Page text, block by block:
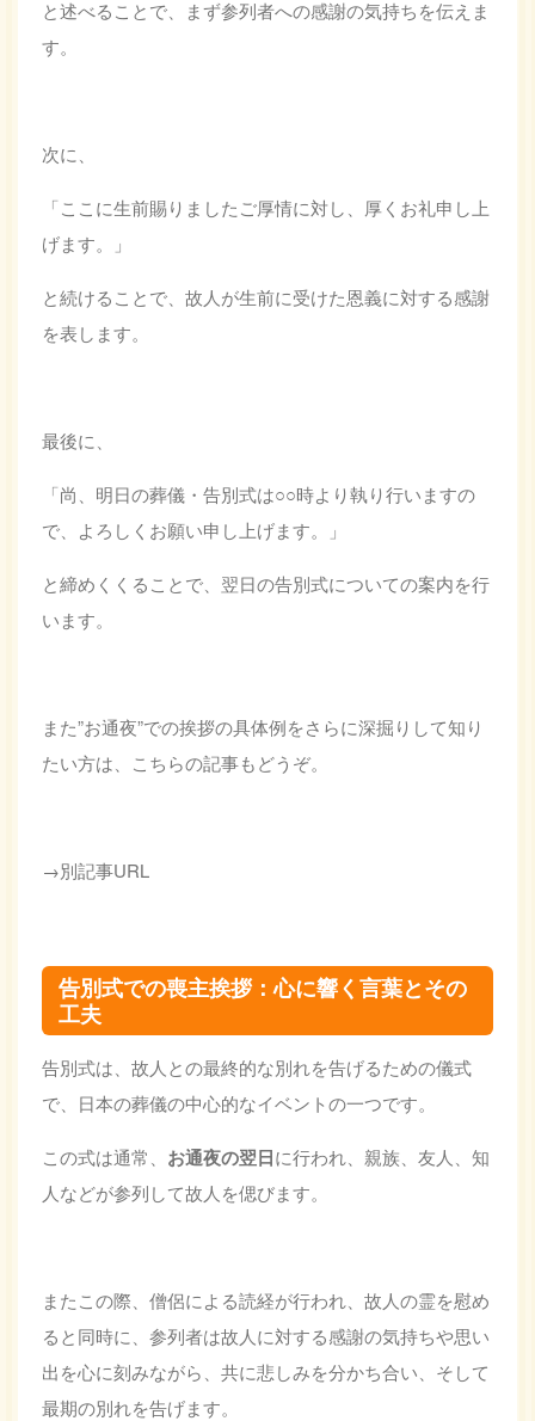
と述べることで、まず参列者への感謝の気持ちを伝えま
す。
次に、
「ここに生前賜りましたご厚情に対し、厚くお礼申し上
げます。」
と続けることで、故人が生前に受けた恩義に対する感謝
を表します。
最後に、
「尚、明日の葬儀・告別式は○○時より執り行いますの
で、よろしくお願い申し上げます。」
と締めくくることで、翌日の告別式についての案内を行
います。
また”お通夜”での挨拶の具体例をさらに深掘りして知り
たい方は、こちらの記事もどうぞ。
→別記事URL
告別式での喪主挨拶：心に響く言葉とその
工夫
告別式は、故人との最終的な別れを告げるための儀式
で、日本の葬儀の中心的なイベントの一つです。
この式は通常、 お通夜の翌日に行われ、親族、友人、知
人などが参列して故人を偲びます。
またこの際、僧侶による読経が行われ、故人の霊を慰め
ると同時に、参列者は故人に対する感謝の気持ちや思い
出を心に刻みながら、共に悲しみを分かち合い、そして
最期の別れを告げます。